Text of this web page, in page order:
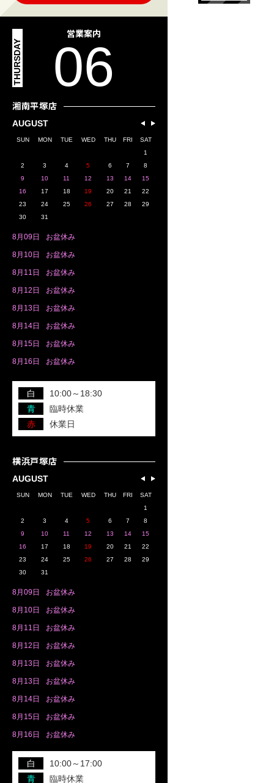
営業案内
06
THURSDAY
湘南平塚店
AUGUST
SUN MON TUE WED THU FRI
SAT
1
2
3 4 5 6 7
8
9
10 11 12 13 14
15
16
17 18 19 20 21
22
23
24 25 26 27 28
29
30
31
8月 09日 お盆休み
8月 10日 お盆休み
8月 11日 お盆休み
8月 12日 お盆休み
8月 13日 お盆休み
8月 14日 お盆休み
8月 15日 お盆休み
8月 16日 お盆休み
白
10:00～18:30
青
臨時休業
赤
休業日
横浜戸塚店
AUGUST
SUN MON TUE WED THU FRI
SAT
1
2
3 4 5 6 7
8
9
10 11 12 13 14
15
16
17 18 19 20 21
22
23
24 25 26 27 28
29
30
31
8月 09日 お盆休み
8月 10日 お盆休み
8月 11日 お盆休み
8月 12日 お盆休み
8月 13日 お盆休み
8月 13日 お盆休み
8月 14日 お盆休み
8月 15日 お盆休み
8月 16日 お盆休み
白
10:00～17:00
青
臨時休業